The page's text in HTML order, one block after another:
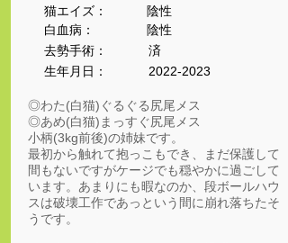
猫エイズ：
​白血病：
​去勢手術：
生年月日：
陰性
陰性
済
2022-2023
◎わた(白猫)ぐるぐる尻尾メス
◎あめ(白猫)まっすぐ尻尾メス
小柄(3kg前後)の姉妹です。
最初から触れて抱っこもでき、まだ保護して
間もないですがケージでも穏やかに過ごして
います。あまりにも暇なのか、段ボールハウ
スは破壊工作であっという間に崩れ落ちたそ
うです。